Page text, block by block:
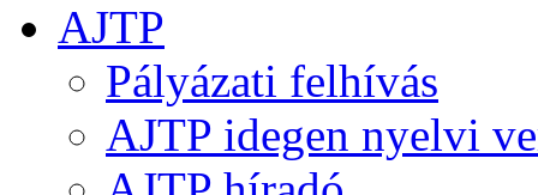
AJTP
Pályázati felhívás
AJTP idegen nyelvi